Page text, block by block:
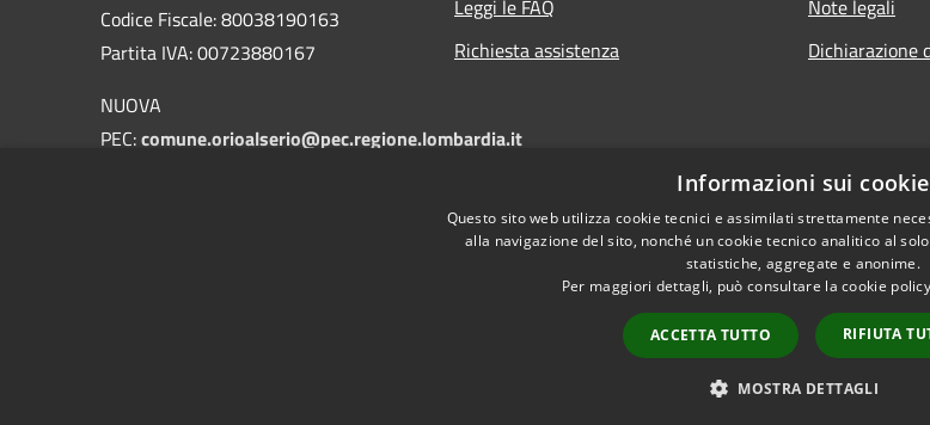
Codice Fiscale: 80038190163
Partita IVA: 00723880167
NUOVA
PEC:comune.orioalserio@pec.regione.lombardia.it
Leggi le FAQ
Richiesta assistenza
Note legali
Dichiarazione
Copyright ©
Informazioni sui cookie
Questo sito web utilizza cookie tecnici e assimilati strettamente
alla navigazione del sito, nonché un cookie tecnico analitico al
statistiche, aggregate e anonime.
Per maggiori dettagli, può consultare la cookie
ACCETTA TUTTO RIFIUTA
MOSTRA DETTAGLI